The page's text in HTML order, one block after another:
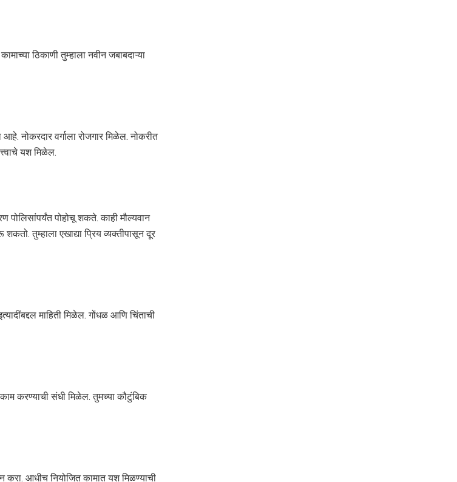
ठिकाणी तुम्हाला नवीन जबाबदाऱ्या
नोकरदार वर्गाला रोजगार मिळेल. नोकरीत
यश मिळेल.
पोहोचू शकते. काही मौल्यवान
तुम्हाला एखाद्या प्रिय व्यक्तीपासून दूर
माहिती मिळेल. गोंधळ आणि चिंताची
करण्याची संधी मिळेल. तुमच्या कौटुंबिक
करा. आधीच नियोजित कामात यश मिळण्याची